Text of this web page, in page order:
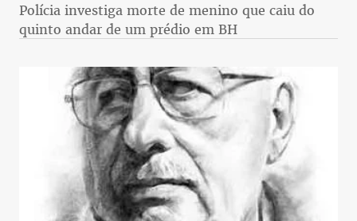
Polícia investiga morte de menino que caiu do
quinto andar de um prédio em BH